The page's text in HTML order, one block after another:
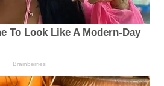
To Look Like A Modern-Day
Brainberries